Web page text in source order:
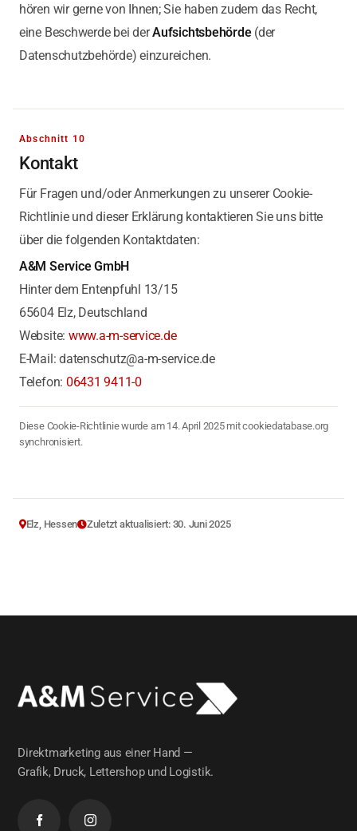
hören wir gerne von Ihnen; Sie haben zudem das Recht,
eine Beschwerde bei derAufsichtsbehörde(der
Datenschutzbehörde) einzureichen.
Abschnitt 10
Kontakt
Für Fragen und/oder Anmerkungen zu unserer Cookie-
Richtlinie und dieser Erklärung kontaktieren Sie uns bitte
über die folgenden Kontaktdaten:
A&M Service GmbH
Hinter dem Entenpfuhl 13/15
65604 Elz, Deutschland
Website: www.a-m-service.de
E-Mail: datenschutz@a-m-service.de
Telefon: 06431 9411-0
Diese Cookie-Richtlinie wurde am 14. April 2025 mit cookiedatabase.org
synchronisiert.
Elz, Hessen Zuletzt aktualisiert: 30. Juni 2025
Direktmarketing aus einer Hand —
Grafik, Druck, Lettershop und Logistik.